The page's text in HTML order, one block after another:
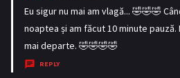
a
y
s
:
Eu sigur nu mai am vlagă... 🤣🤣🤣
noaptea și am făcut 10 minute
mai departe. 🤣🤣🤣🤣
REPLY